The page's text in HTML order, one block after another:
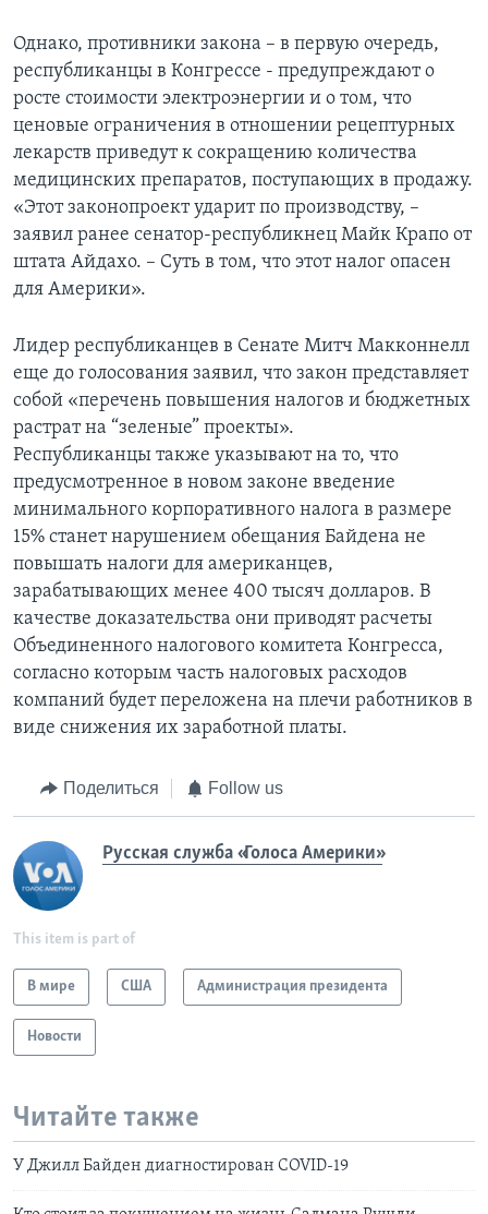
Однако, противники закона – в первую очередь,
республиканцы в Конгрессе - предупреждают о
росте стоимости электроэнергии и о том, что
ценовые ограничения в отношении рецептурных
лекарств приведут к сокращению количества
медицинских препаратов, поступающих в продажу.
«Этот законопроект ударит по производству, –
заявил ранее сенатор-республикнец Майк Крапо от
штата Айдахо. – Суть в том, что этот налог опасен
для Америки».
Лидер республиканцев в Сенате Митч Макконнелл
еще до голосования заявил, что закон представляет
собой «перечень повышения налогов и бюджетных
растрат на “зеленые” проекты».
Республиканцы также указывают на то, что
предусмотренное в новом законе введение
минимального корпоративного налога в размере
15% станет нарушением обещания Байдена не
повышать налоги для американцев,
зарабатывающих менее 400 тысяч долларов. В
качестве доказательства они приводят расчеты
Объединенного налогового комитета Конгресса,
согласно которым часть налоговых расходов
компаний будет переложена на плечи работников в
виде снижения их заработной платы.
Поделиться Follow us
Русская служба «Голоса Америки»
This item is part of
В мире США Администрация президента
Новости
Читайте также
У Джилл Байден диагностирован COVID-19